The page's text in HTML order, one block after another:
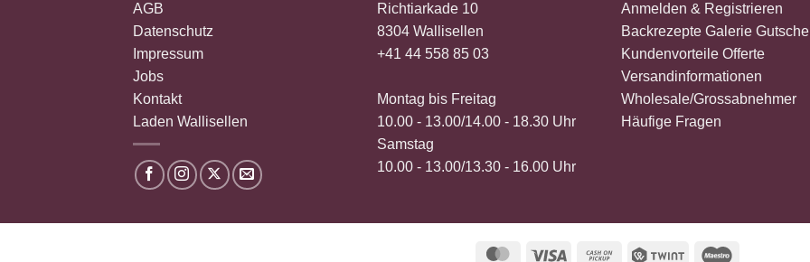
AGB
Datenschutz
Impressum
Jobs
Kontakt
Laden Wallisellen
Richtiarkade 10
8304 Wallisellen
+41 44 558 85 03
Montag bis Freitag
10.00 - 13.00/14.00 - 18.30 Uhr
Samstag
10.00 - 13.00/13.30 - 16.00 Uhr
Anmelden & Registrieren
Backrezepte Galerie
Kundenvorteile Offerte
Versandinformationen
Wholesale/Grossabnehmer
Häufige Fragen
MasterCardVisa Cash Twint